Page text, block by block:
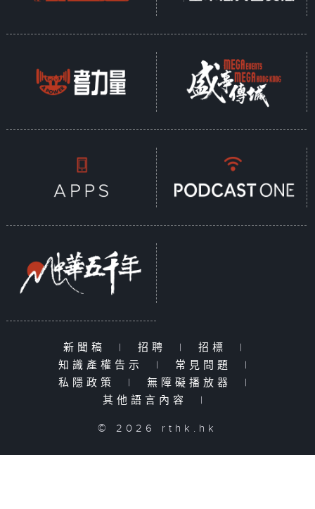
新聞稿 | 招聘 | 招標
|
知識產權告示
| 常見問題
|
私隱政策
| 無障礙播放器
|
其他語言內容
|
© 2026 rthk.hk